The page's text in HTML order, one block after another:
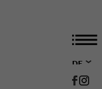
DE
EN